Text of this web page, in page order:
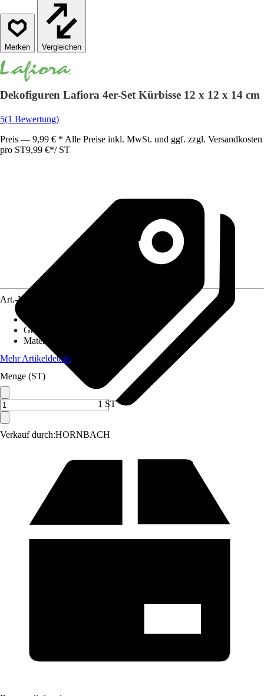
Vergleichen
Dekofiguren Lafiora 4er-Set Kürbisse 12 x 12 x 14 cm
5(1 Bewertung)
Preis — 9,99 € * Alle Preise inkl. MwSt. und ggf. zzgl. Versandkosten
pro ST9,99 €*/ ST
Verkauf durch:HORNBACH
Art.-Nr.
Grundfarbe
Material
Mehr Artikeldetails
Menge (ST)
1 ST